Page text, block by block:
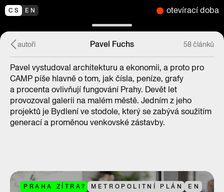
CS EN otevírací doba
autoři Pavel Fuchs 58 článků
Pavel vystudoval architekturu a ekonomii, a proto pro
CAMP píše hlavně o tom, jak čísla, peníze, grafy
a procenta ovlivňují fungování Prahy. Devět let
provozoval galerii na malém městě. Jedním z jeho
projektů je Bydlení ve stodole, který se zabývá soužitím
generací a proměnou venkovské zástavby.
PRAHA ZÍTRA? METROPOLITNÍ PLÁN EN